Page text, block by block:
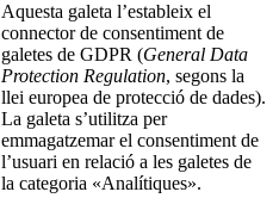
Aquesta galeta l’estableix el
connector de consentiment de
galetes de GDPR (General Data
Protection Regulation, segons la
llei europea de protecció de dades).
La galeta s’utilitza per
emmagatzemar el consentiment de
l’usuari en relació a les galetes de
la categoria «Analítiques».